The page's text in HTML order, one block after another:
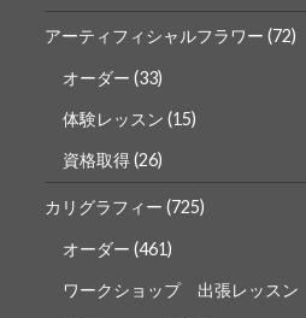
アーティフィシャルフラワー (72)
オーダー (33)
体験レッスン (15)
資格取得(26)
カリグラフィー (725)
オーダー (461)
ワークショップ 出張レッス